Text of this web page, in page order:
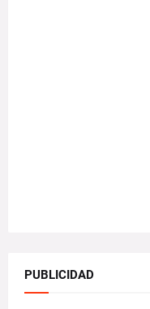
PUBLICIDAD